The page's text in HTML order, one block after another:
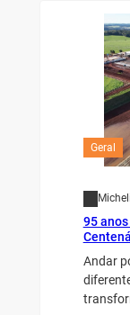
Geral
95
Andar